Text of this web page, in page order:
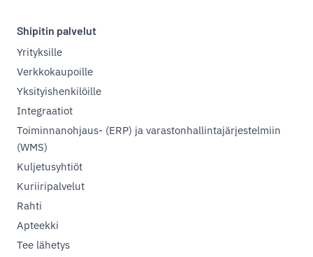
Shipitin palvelut
Yrityksille
Verkkokaupoille
Yksityishenkilöille
Integraatiot
Toiminnanohjaus- (ERP) ja varastonhallintajärjestelmiin
(WMS)
Kuljetusyhtiöt
Kuriiripalvelut
Rahti
Apteekki
Tee lähetys